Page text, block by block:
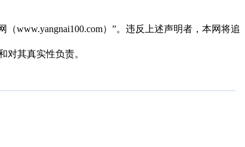
www.yangnai100.com）”。违反上述声明者，本网将追
对其真实性负责。